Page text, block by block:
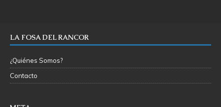
LA FOSA DEL RANCOR
¿Quiénes Somos?
Contacto